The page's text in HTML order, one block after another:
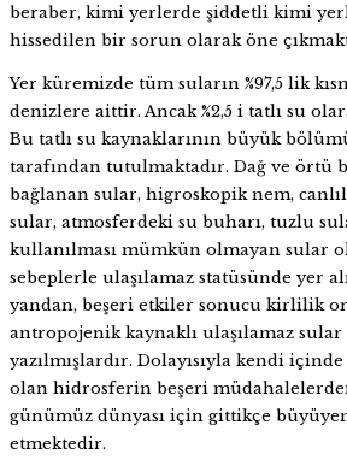
beraber, kimi yerlerde şiddetli kimi
hissedilen bir sorun olarak öne
Yer küremizde tüm suların %97,5 lik
denizlere aittir. Ancak %2,5 i tatlı su
Bu tatlı su kaynaklarının büyük
tarafından tutulmaktadır. Dağ ve örtü
bağlanan sular, higroskopik nem,
sular, atmosferdeki su buharı, tuzlu
kullanılması mümkün olmayan sular
sebeplerle ulaşılamaz statüsünde yer
yandan, beşeri etkiler sonucu kirlilik
antropojenik kaynaklı ulaşılamaz sular
yazılmışlardır. Dolayısıyla kendi
olan hidrosferin beşeri
günümüz dünyası için gittikçe
etmektedir.